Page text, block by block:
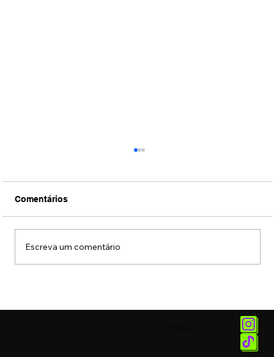
Comentários
Escreva um comentário